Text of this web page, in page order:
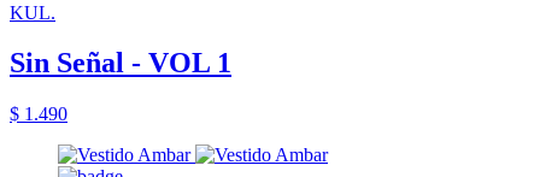
KUL.
Sin Señal - VOL 1
$ 1.490